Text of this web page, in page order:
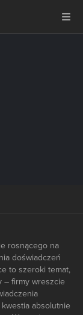
rosnącego na
doświadczeń
to szeroki temat,
– firmy wreszcie
absolutnie